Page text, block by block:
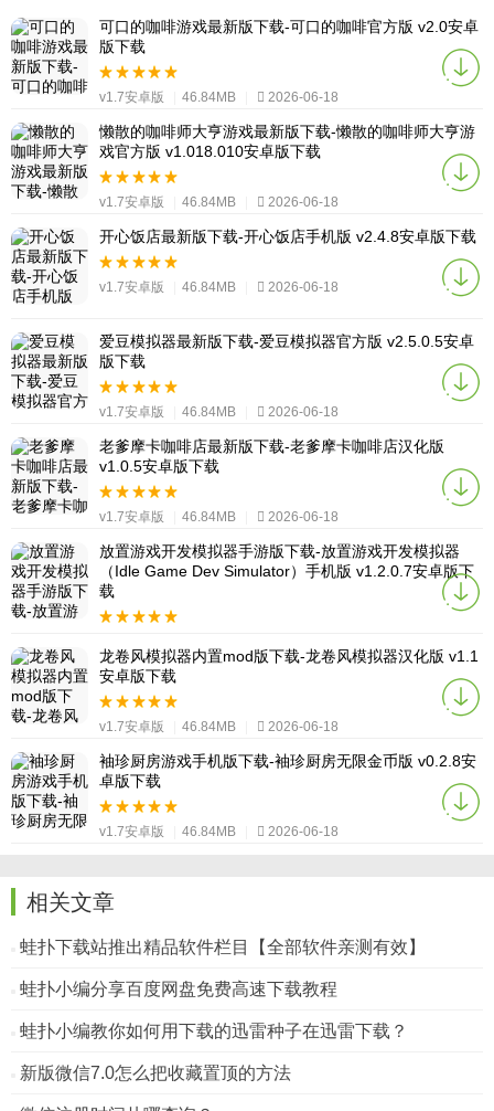
可口的咖啡游戏最新版下载-可口的咖啡官方版 v2.0安卓
版下载
v1.7安卓版 46.84MB 2026-06-18
懒散的咖啡师大亨游戏最新版下载-懒散的咖啡师大亨游
戏官方版 v1.018.010安卓版下载
v1.7安卓版 46.84MB 2026-06-18
开心饭店最新版下载-开心饭店手机版 v2.4.8安卓版下载
v1.7安卓版 46.84MB 2026-06-18
爱豆模拟器最新版下载-爱豆模拟器官方版 v2.5.0.5安卓
版下载
v1.7安卓版 46.84MB 2026-06-18
老爹摩卡咖啡店最新版下载-老爹摩卡咖啡店汉化版
v1.0.5安卓版下载
v1.7安卓版 46.84MB 2026-06-18
放置游戏开发模拟器手游版下载-放置游戏开发模拟器
（Idle Game Dev Simulator）手机版 v1.2.0.7安卓版下
载
龙卷风模拟器内置mod版下载-龙卷风模拟器汉化版 v1.1
安卓版下载
v1.7安卓版 46.84MB 2026-06-18
袖珍厨房游戏手机版下载-袖珍厨房无限金币版 v0.2.8安
卓版下载
v1.7安卓版 46.84MB 2026-06-18
相关文章
蛙扑下载站推出精品软件栏目【全部软件亲测有效】
蛙扑小编分享百度网盘免费高速下载教程
蛙扑小编教你如何用下载的迅雷种子在迅雷下载？
新版微信7.0怎么把收藏置顶的方法